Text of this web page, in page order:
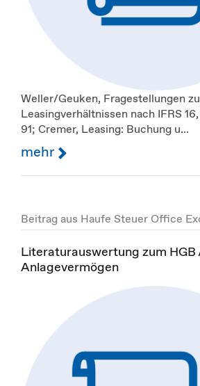
Weller/Geuken, Fragestellungen zu
Leasingverhältnissen nach IFRS
91; Cremer, Leasing: Buchung u...
mehr
Beitrag aus Haufe Steuer Office
Literaturauswertung zum HGB
Anlagevermögen